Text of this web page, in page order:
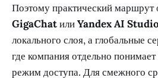
Поэтому практический маршрут
GigaChatилиYandex AI Studio
локального слоя, а глобальные
где компания отдельно
режим доступа. Для смежного